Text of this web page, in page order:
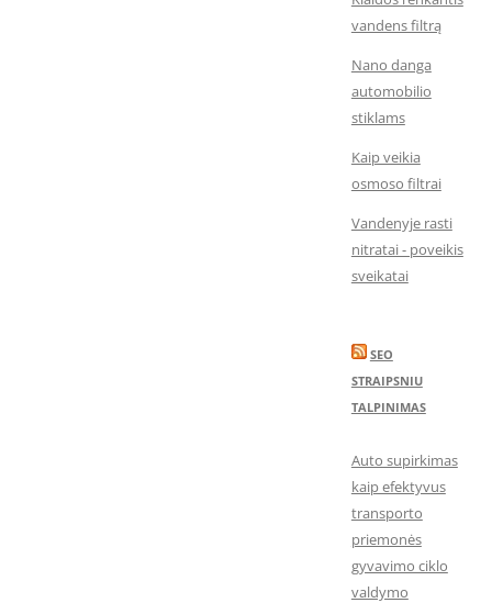
vandens filtrą
Nano danga
automobilio
stiklams
Kaip veikia
osmoso filtrai
Vandenyje rasti
nitratai - poveikis
sveikatai
SEO
STRAIPSNIU
TALPINIMAS
Auto supirkimas
kaip efektyvus
transporto
priemonės
gyvavimo ciklo
valdymo